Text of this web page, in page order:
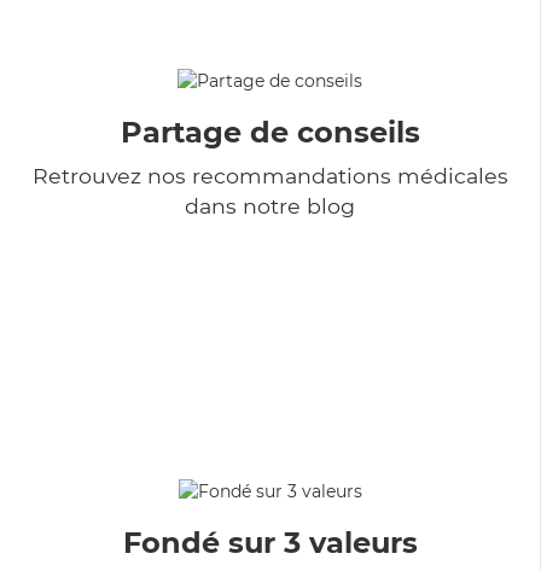
Partage de conseils
Retrouvez nos recommandations médicales
dans notre blog
Fondé sur 3 valeurs